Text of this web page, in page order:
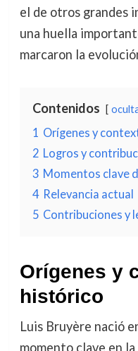
el de otros grandes
una huella
marcaron la
Contenidos
1 Orígenes y
2 Logros y
3 Momentos clave
4 Relevancia actual
5 Contribuciones y
Orígenes y
histórico
Luis Bruyère nació
momento clave en